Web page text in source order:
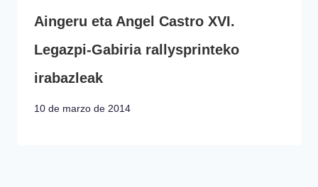
Aingeru eta Angel Castro XVI.
Legazpi-Gabiria rallysprinteko
irabazleak
10 de marzo de 2014